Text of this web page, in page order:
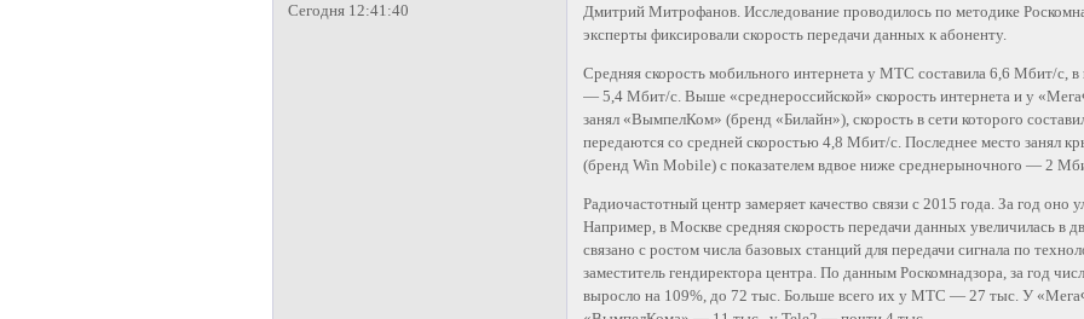
Сегодня 12:41:40
Дмитрий Митрофанов. Исследование проводилось по методике
эксперты фиксировали скорость передачи данных к абоненту.
Средняя скорость мобильного интернета у МТС составила 6,6 Мбит/с,
— 5,4 Мбит/с. Выше «среднероссийской» скорость интернета и у
занял «ВымпелКом» (бренд «Билайн»), скорость в сети которого
передаются со средней скоростью 4,8 Мбит/с. Последнее место занял
(бренд Win Mobile) с показателем вдвое ниже среднерыночного — 2
Радиочастотный центр замеряет качество связи с 2015 года. За год
Например, в Москве средняя скорость передачи данных увеличилась в
связано с ростом числа базовых станций для передачи сигнала по
заместитель гендиректора центра. По данным Роскомнадзора, за год
выросло на 109%, до 72 тыс. Больше всего их у МТС — 27 тыс. У